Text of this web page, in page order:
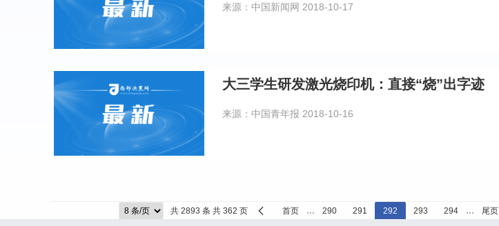
来源：中国新闻网 2018-10-17
大三学生研发激光烧印机：直接“烧”出字迹
来源：中国青年报 2018-10-16
共 2893 条 共 362 页 首页 … 290 291 292 293 294 … 尾页